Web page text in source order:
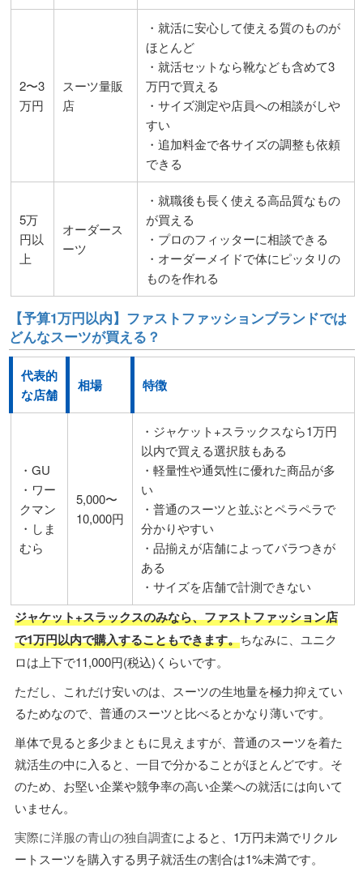
2〜3
万円
スーツ量販
店
・就活に安心して使える質のものが
ほとんど
・就活セットなら靴なども含めて3
万円で買える
・サイズ測定や店員への相談がしや
すい
・追加料金で各サイズの調整も依頼
できる
5万
円以
上
オーダース
ーツ
・就職後も長く使える高品質なもの
が買える
・プロのフィッターに相談できる
・オーダーメイドで体にピッタリの
ものを作れる
【予算1万円以内】ファストファッションブランドでは
どんなスーツが買える？
代表的
な店舗
相場 特徴
・GU
・ワー
クマン
・しま
むら
5,000〜
10,000円
・ジャケット+スラックスなら1万円
以内で買える選択肢もある
・軽量性や通気性に優れた商品が多
い
・普通のスーツと並ぶとペラペラで
分かりやすい
・品揃えが店舗によってバラつきが
ある
・サイズを店舗で計測できない
ジャケット+スラックスのみなら、ファストファッション店
で1万円以内で購入することもできます。ちなみに、ユニク
ロは上下で11,000円(税込)くらいです。
ただし、これだけ安いのは、スーツの生地量を極力抑えてい
るためなので、普通のスーツと比べるとかなり薄いです。
単体で見ると多少まともに見えますが、普通のスーツを着た
就活生の中に入ると、一目で分かることがほとんどです。そ
のため、お堅い企業や競争率の高い企業への就活には向いて
いません。
実際に洋服の青山の独自調査によると、1万円未満でリクル
ートスーツを購入する男子就活生の割合は1%未満です。